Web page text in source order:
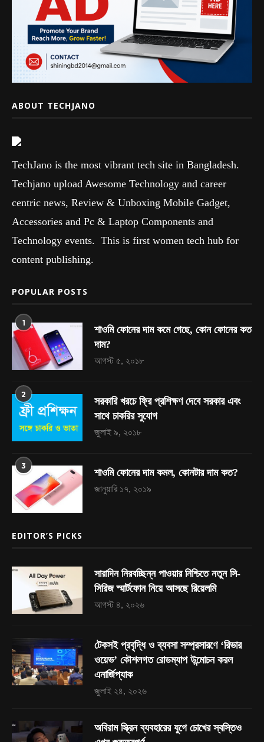
ABOUT TECHJANO
TechJano is the most vibrant tech site in Bangladesh.
Techjano upload Awesome Technology and career
centric news, Review & Unboxing Mobile Gadget,
Accessories and Pc & Laptop Components and
Technology events. This is first women tech hub for
content publishing.
POPULAR POSTS
1
শাওমি ফোনের দাম কমে গেছে, কোন ফোনের কত
দাম?
আগস্ট ৫, ২০১৮
2
সরকারি খরচে ফ্রি প্রশিক্ষণ দেবে সরকার এবং
সাথে চাকরির সুযোগ
জুলাই ৯, ২০১৮
3
শাওমি ফোনের দাম কমল, কোনটার দাম কত?
জানুয়ারি ১৭, ২০১৯
EDITOR’S PICKS
সারাদিন নিরবচ্ছিন্ন পাওয়ার নিশ্চিতে নতুন সি-
সিরিজ স্মার্টফোন নিয়ে আসছে রিয়েলমি
আগস্ট ৪, ২০২৬
টেকসই প্রবৃদ্ধি ও ব্যবসা সম্প্রসারণে ‘রিভার
ওয়েভ’ কৌশলগত রোডম্যাপ উন্মোচন করল
এনার্জিপ্যাক
জুলাই ২৪, ২০২৬
অবিরাম স্ক্রিন ব্যবহারের যুগে চোখের স্বস্তিও